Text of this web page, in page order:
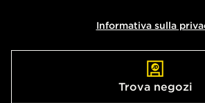
Informativa sulla
Trova negozi